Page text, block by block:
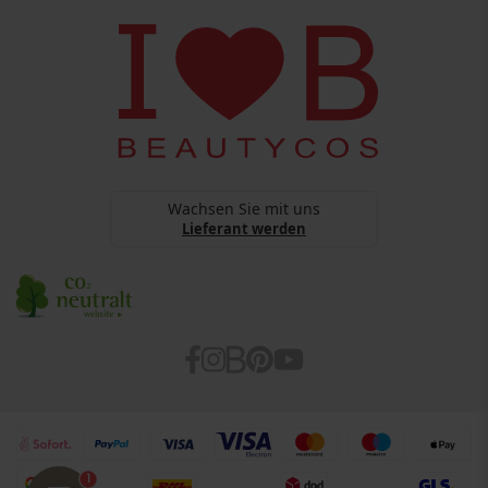
Datenschutz
YouTube Terms Of Services
Cookies
Barrierefreiheitserklärung
webshop@beautycos.de
Steuernummer: 15/248/11226
Wachsen Sie mit uns
Lieferant werden
1